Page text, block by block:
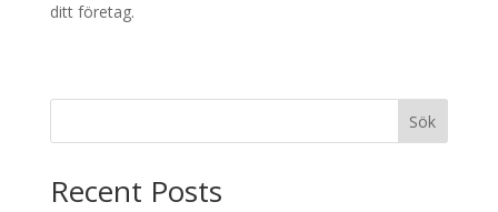
ditt företag.
Sök
Recent Posts